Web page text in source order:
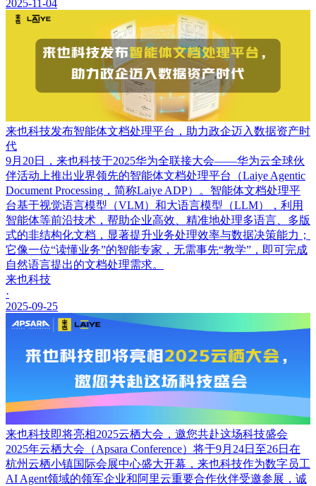
2025-11-04
来也科技发布智能体文档处理平台，助力政企迈入数据资产时
代
9月20日，来也科技于2025华为全联接大会——华为云全球伙
伴活动上推出业界领先的智能体文档处理平台（Laiye Agentic
Document Processing，简称Laiye ADP）。智能体文档处理平
台基于视觉语言模型（VLM）和大语言模型（LLM），利用
智能体等前沿技术，帮助企业高效、精准地处理多语言、多版
式的非结构化文档，显著提升业务处理效率与数据决策能力；
它像一位“读懂业务”的智能专家，无需事先“教学”，即可完成
自然语言提出的文档处理需求。
来也科技
·
2025-09-25
来也科技即将亮相2025云栖大会，邀您共赴这场科技盛会
2025年云栖大会（Apsara Conference）将于9月24日至26日在
杭州云栖小镇国际会展中心盛大开幕，来也科技作为数字员工
AI Agent领域的领军企业和阿里云重要合作伙伴受邀参展，诚